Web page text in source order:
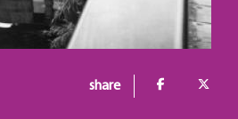
share